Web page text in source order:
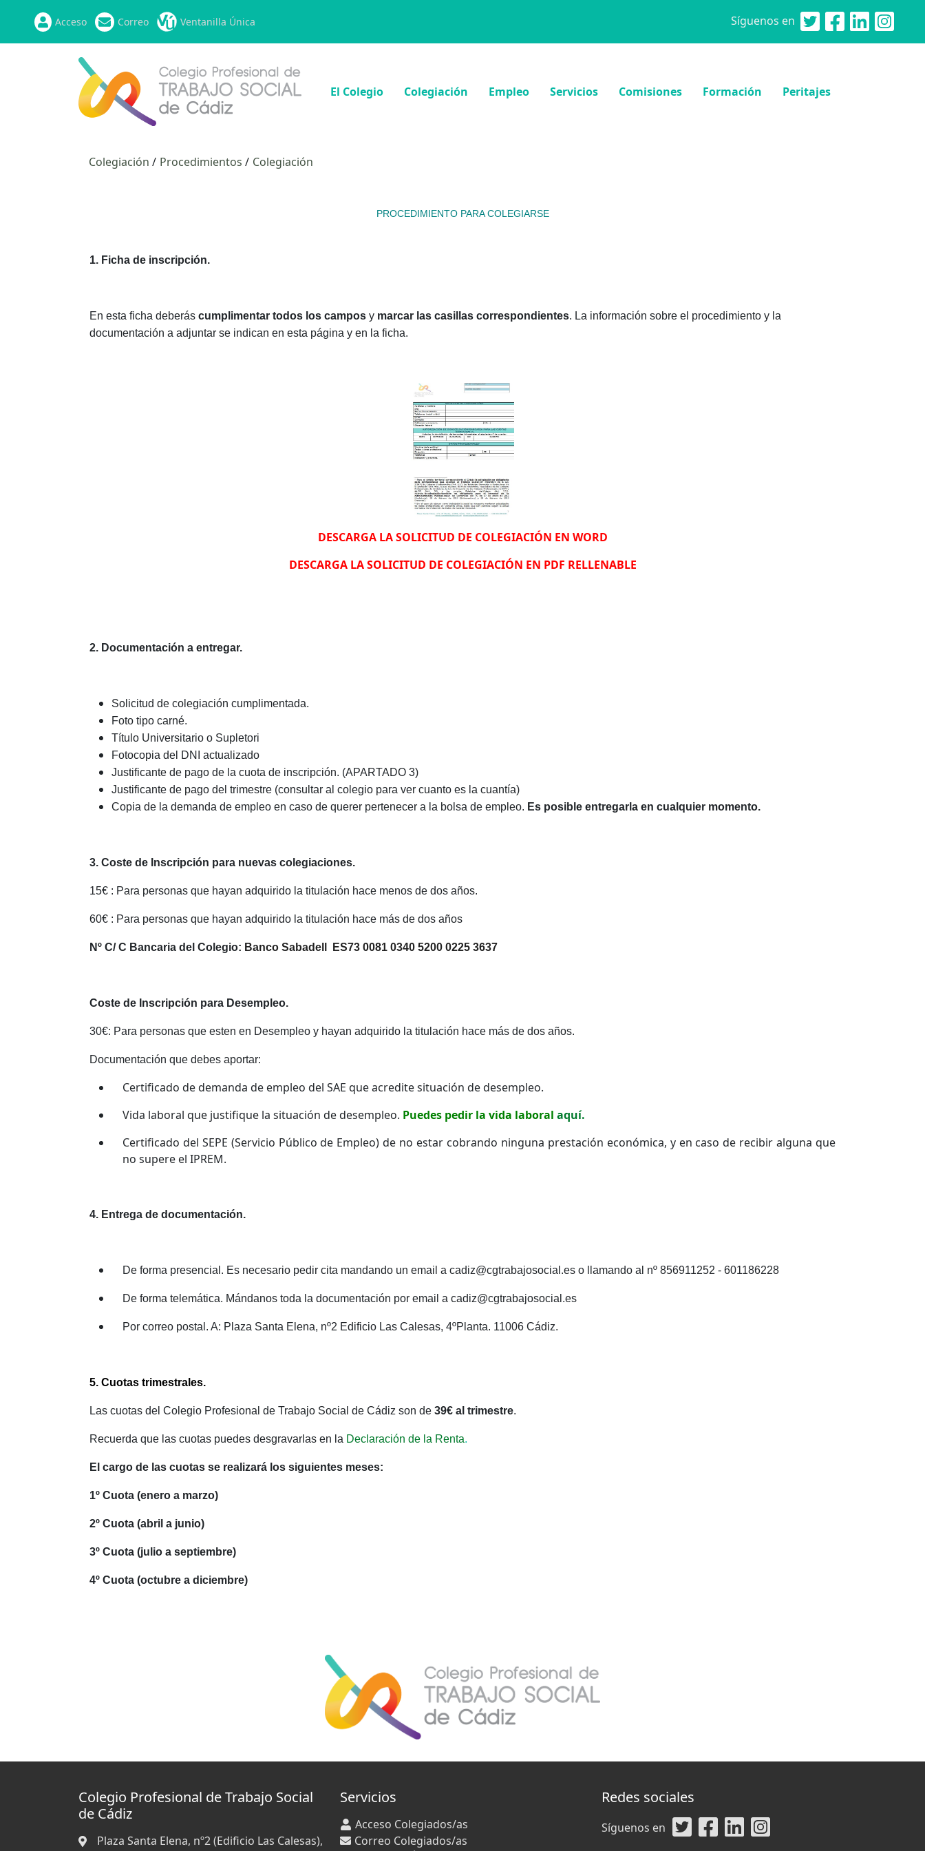
Acceso Correo Ventanilla Única Síguenos en
El Colegio Colegiación Empleo Servicios Comisiones Formación Peritajes
Colegiación Procedimientos Colegiación
PROCEDIMIENTO PARA COLEGIARSE
1. Ficha de inscripción.
En esta ficha deberás cumplimentar todos los campos y marcar las casillas correspondientes. La información sobre el procedimiento y la
documentación a adjuntar se indican en esta página y en la ficha.
DESCARGA LA SOLICITUD DE COLEGIACIÓN EN WORD
DESCARGA LA SOLICITUD DE COLEGIACIÓN EN PDF RELLENABLE
2. Documentación a entregar.
Solicitud de colegiación cumplimentada.
Foto tipo carné.
Título Universitario o Supletori
Fotocopia del DNI actualizado
Justificante de pago de la cuota de inscripción. (APARTADO 3)
Justificante de pago del trimestre (consultar al colegio para ver cuanto es la cuantía)
Copia de la demanda de empleo en caso de querer pertenecer a la bolsa de empleo. Es posible entregarla en cualquier momento.
3. Coste de Inscripción para nuevas colegiaciones.
15€ : Para personas que hayan adquirido la titulación hace menos de dos años.
60€ : Para personas que hayan adquirido la titulación hace más de dos años
Nº C/ C Bancaria del Colegio: Banco Sabadell ES73 0081 0340 5200 0225 3637
Coste de Inscripción para Desempleo.
30€: Para personas que esten en Desempleo y hayan adquirido la titulación hace más de dos años.
Documentación que debes aportar:
Certificado de demanda de empleo del SAE que acredite situación de desempleo.
Vida laboral que justifique la situación de desempleo. Puedes pedir la vida laboral aquí.
Certificado del SEPE (Servicio Público de Empleo) de no estar cobrando ninguna prestación económica, y en caso de recibir alguna que
no supere el IPREM.
4. Entrega de documentación.
De forma presencial. Es necesario pedir cita mandando un email a cadiz@cgtrabajosocial.es o llamando al nº 856911252 - 601186228
De forma telemática. Mándanos toda la documentación por email a cadiz@cgtrabajosocial.es
Por correo postal. A: Plaza Santa Elena, nº2 Edificio Las Calesas, 4ºPlanta. 11006 Cádiz.
5. Cuotas trimestrales.
Las cuotas del Colegio Profesional de Trabajo Social de Cádiz son de 39€ al trimestre.
Recuerda que las cuotas puedes desgravarlas en la Declaración de la Renta.
El cargo de las cuotas se realizará los siguientes meses:
1º Cuota (enero a marzo)
2º Cuota (abril a junio)
3º Cuota (julio a septiembre)
4º Cuota (octubre a diciembre)
Colegio Profesional de Trabajo Social
de Cádiz
Plaza Santa Elena, nº2 (Edificio Las Calesas),
Servicios
Acceso Colegiados/as
Correo Colegiados/as
Redes sociales
Síguenos en